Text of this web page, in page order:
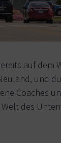
auf
und
Welt des